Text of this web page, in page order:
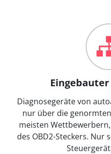
Diagnosegeräte von
nur über die
meisten
des OBD2-Steckers. Nur